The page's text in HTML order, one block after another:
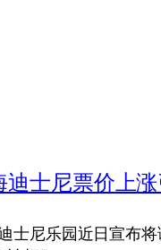
迪士尼票价上
迪士尼乐园近日宣布